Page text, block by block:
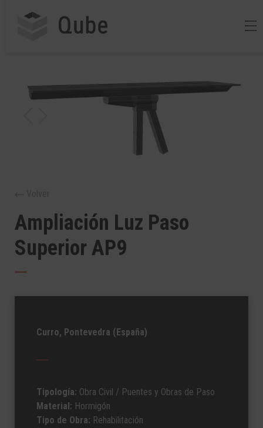
Ampliación Luz Paso
Superior AP9
Curro, Pontevedra (España)
Tipología: Obra Civil / Puentes y Obras de Paso
Material: Hormigón
Tipo de Obra: Rehabilitación